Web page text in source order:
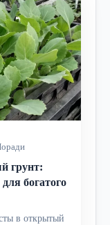
грунт:
богатого
в открытый